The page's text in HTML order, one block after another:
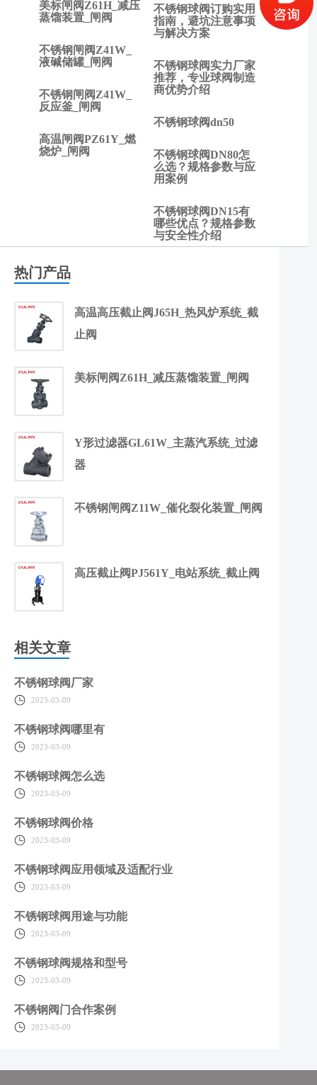
美标闸阀Z61H_减压
蒸馏装置_闸阀
不锈钢闸阀Z41W_
液碱储罐_闸阀
不锈钢闸阀Z41W_
反应釜_闸阀
高温闸阀PZ61Y_燃
烧炉_闸阀
不锈钢球阀订购实用
指南，避坑注意事项
与解决方案
不锈钢球阀实力厂家
推荐，专业球阀制造
商优势介绍
不锈钢球阀dn50
不锈钢球阀DN80怎
么选？规格参数与应
用案例
不锈钢球阀DN15有
哪些优点？规格参数
与安全性介绍
是低
热门产品
高温高压截止阀J65H_热风炉系统_截
止阀
美标闸阀Z61H_减压蒸馏装置_闸阀
Y形过滤器GL61W_主蒸汽系统_过滤
器
不锈钢闸阀Z11W_催化裂化装置_闸阀
高压截止阀PJ561Y_电站系统_截止阀
相关文章
不锈钢球阀厂家
2023-03-09
不锈钢球阀哪里有
2023-03-09
不锈钢球阀怎么选
2023-03-09
不锈钢球阀价格
2023-03-09
不锈钢球阀应用领域及适配行业
2023-03-09
不锈钢球阀用途与功能
2023-03-09
不锈钢球阀规格和型号
2023-03-09
不锈钢阀门合作案例
2023-03-09